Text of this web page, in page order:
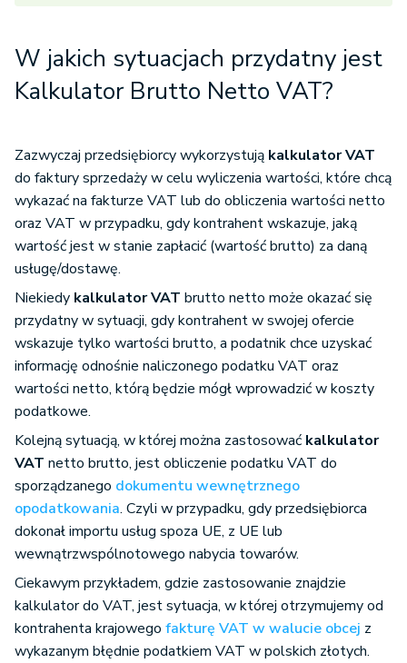
W jakich sytuacjach przydatny jest
Kalkulator Brutto Netto VAT?
Zazwyczaj przedsiębiorcy wykorzystują kalkulator VAT
do faktury sprzedaży w celu wyliczenia wartości, które chcą
wykazać na fakturze VAT lub do obliczenia wartości netto
oraz VAT w przypadku, gdy kontrahent wskazuje, jaką
wartość jest w stanie zapłacić (wartość brutto) za daną
usługę/dostawę.
Niekiedy kalkulator VAT brutto netto może okazać się
przydatny w sytuacji, gdy kontrahent w swojej ofercie
wskazuje tylko wartości brutto, a podatnik chce uzyskać
informację odnośnie naliczonego podatku VAT oraz
wartości netto, którą będzie mógł wprowadzić w koszty
podatkowe.
Kolejną sytuacją, w której można zastosować kalkulator
VAT netto brutto, jest obliczenie podatku VAT do
sporządzanego dokumentu wewnętrznego
opodatkowania. Czyli w przypadku, gdy przedsiębiorca
dokonał importu usług spoza UE, z UE lub
wewnątrzwspólnotowego nabycia towarów.
Ciekawym przykładem, gdzie zastosowanie znajdzie
kalkulator do VAT, jest sytuacja, w której otrzymujemy od
kontrahenta krajowego fakturę VAT w walucie obcej z
wykazanym błędnie podatkiem VAT w polskich złotych.